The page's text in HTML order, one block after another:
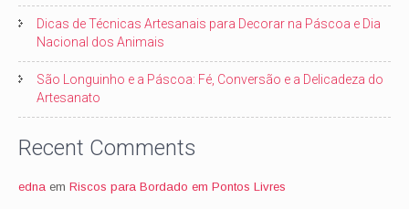
Dicas de Técnicas Artesanais para Decorar na Páscoa e Dia
Nacional dos Animais
São Longuinho e a Páscoa: Fé, Conversão e a Delicadeza do
Artesanato
Recent Comments
edna em Riscos para Bordado em Pontos Livres